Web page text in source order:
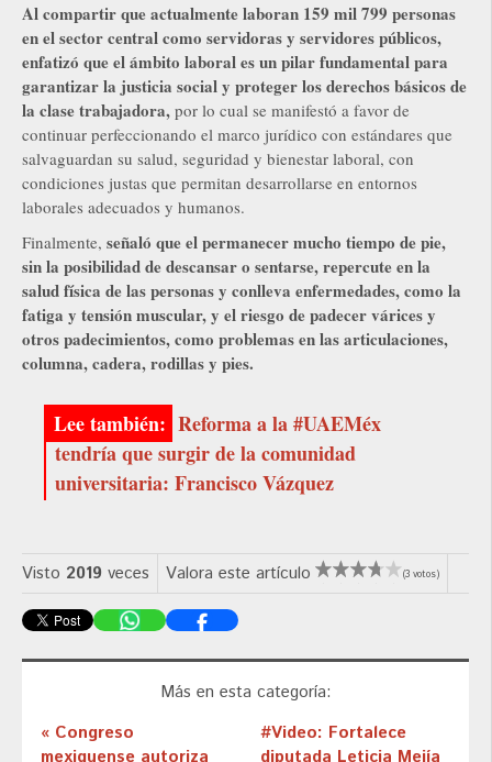
Al compartir que actualmente laboran 159 mil 799 personas
en el sector central como servidoras y servidores públicos,
enfatizó que el ámbito laboral es un pilar fundamental para
garantizar la justicia social y proteger los derechos básicos de
la clase trabajadora, por lo cual se manifestó a favor de
continuar perfeccionando el marco jurídico con estándares que
salvaguardan su salud, seguridad y bienestar laboral, con
condiciones justas que permitan desarrollarse en entornos
laborales adecuados y humanos.
Finalmente, señaló que el permanecer mucho tiempo de pie,
sin la posibilidad de descansar o sentarse, repercute en la
salud física de las personas y conlleva enfermedades, como la
fatiga y tensión muscular, y el riesgo de padecer várices y
otros padecimientos, como problemas en las articulaciones,
columna, cadera, rodillas y pies.
Reforma a la #UAEMéx
tendría que surgir de la comunidad
universitaria: Francisco Vázquez
Visto 2019 veces Valora este artículo (3 votos)
Más en esta categoría:
« Congreso
mexiquense autoriza
#Video: Fortalece
diputada Leticia Mejía